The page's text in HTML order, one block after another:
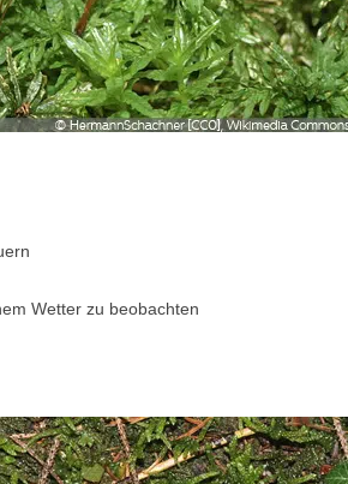
Wetter zu beobachten